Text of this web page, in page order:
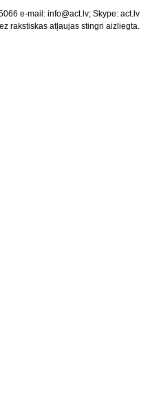
e-mail: info@act.lv; Skype: act.lv
rakstiskas atļaujas stingri aizliegta.